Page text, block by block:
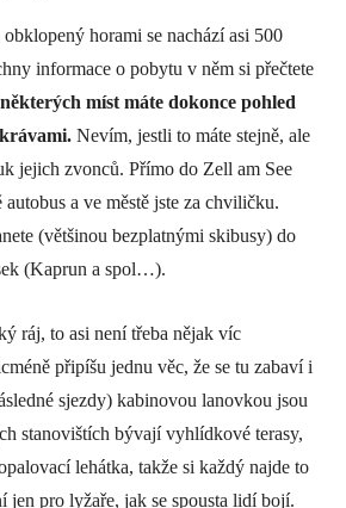
horami se nachází asi 500
informace o pobytu v něm si přečtete
míst máte dokonce pohled
Nevím, jestli to máte stejně, ale
jejich zvonců. Přímo do Zell am See
a ve městě jste za chviličku.
(většinou bezplatnými skibusy) do
(Kaprun a spol…).
ráj, to asi není třeba nějak víc
připíšu jednu věc, že se tu zabaví i
sjezdy) kabinovou lanovkou jsou
stanovištích bývají vyhlídkové terasy,
lehátka, takže si každý najde to
jen pro lyžaře, jak se spousta lidí bojí.